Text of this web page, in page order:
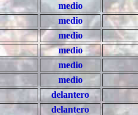
medio
medio
medio
medio
medio
medio
delantero
delantero